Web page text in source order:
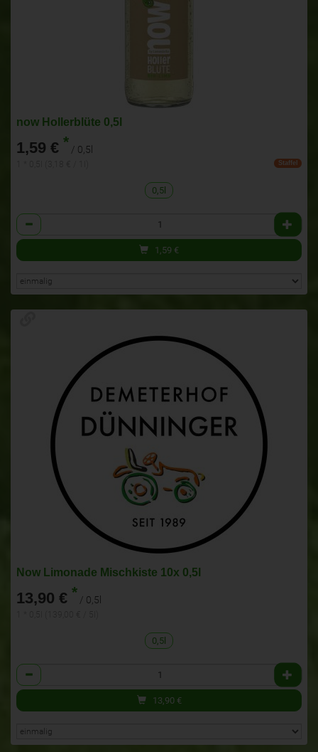
now Hollerblüte 0,5l
1,59 € * / 0,5l
Staffel
0,5l
Anzahl
1,59 €
Now Limonade Mischkiste 10x 0,5l
13,90 € * / 0,5l
0,5l
Anzahl
13,90 €